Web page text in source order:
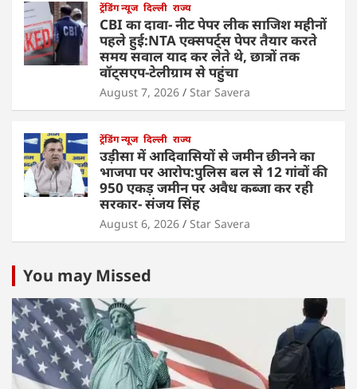
ट्रेंडिंग न्यूज दिल्ली राज्य
CBI का दावा- नीट पेपर लीक साजिश महीनों
पहले हुई:NTA एक्सपर्ट्स पेपर तैयार करते
समय सवाल याद कर लेते थे, छात्रों तक
वॉट्सएप-टेलीग्राम से पहुंचा
August 7, 2026 Star Savera
ट्रेंडिंग न्यूज दिल्ली राज्य
उड़ीसा में आदिवासियों से जमीन छीनने का
भाजपा पर आरोप:पुलिस बल से 12 गांवों की
950 एकड़ जमीन पर अवैध कब्जा कर रही
सरकार- संजय सिंह
August 6, 2026 Star Savera
You may Missed